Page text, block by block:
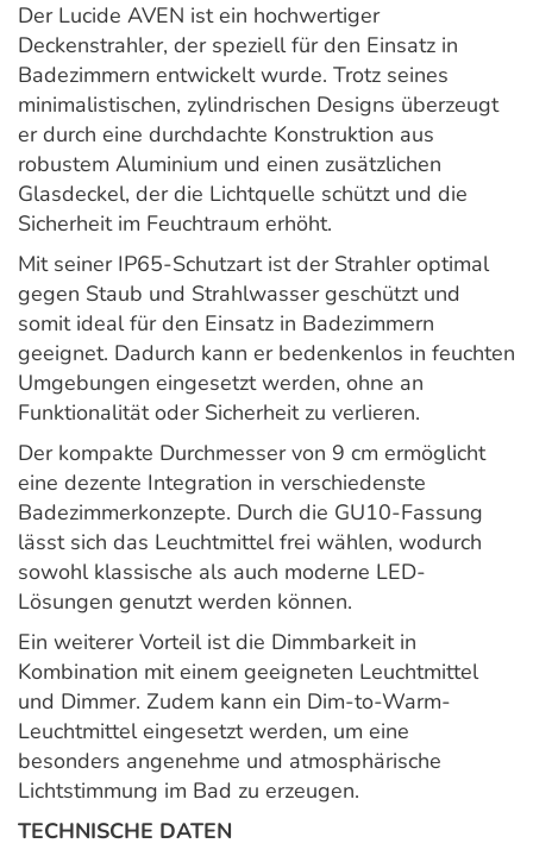
Der Lucide AVEN ist ein hochwertiger
Deckenstrahler, der speziell für den Einsatz in
Badezimmern entwickelt wurde. Trotz seines
minimalistischen, zylindrischen Designs überzeugt
er durch eine durchdachte Konstruktion aus
robustem Aluminium und einen zusätzlichen
Glasdeckel, der die Lichtquelle schützt und die
Sicherheit im Feuchtraum erhöht.
Mit seiner IP65-Schutzart ist der Strahler optimal
gegen Staub und Strahlwasser geschützt und
somit ideal für den Einsatz in Badezimmern
geeignet. Dadurch kann er bedenkenlos in feuchten
Umgebungen eingesetzt werden, ohne an
Funktionalität oder Sicherheit zu verlieren.
Der kompakte Durchmesser von 9 cm ermöglicht
eine dezente Integration in verschiedenste
Badezimmerkonzepte. Durch die GU10-Fassung
lässt sich das Leuchtmittel frei wählen, wodurch
sowohl klassische als auch moderne LED-
Lösungen genutzt werden können.
Ein weiterer Vorteil ist die Dimmbarkeit in
Kombination mit einem geeigneten Leuchtmittel
und Dimmer. Zudem kann ein Dim-to-Warm-
Leuchtmittel eingesetzt werden, um eine
besonders angenehme und atmosphärische
Lichtstimmung im Bad zu erzeugen.
TECHNISCHE DATEN